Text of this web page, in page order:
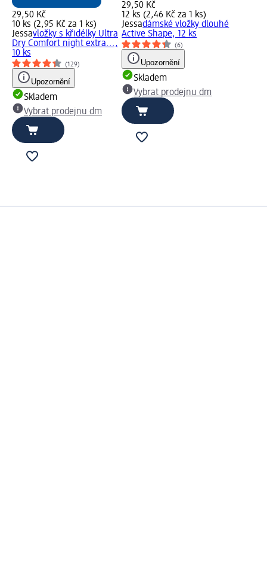
29,50 Kč
10 ks (2,95 Kč za 1 ks)
Jessavložky s křidélky Ultra
Dry Comfort night extra...,
10 ks
(129)
Upozornění
Skladem
Vybrat prodejnu dm
29,50 Kč
12 ks (2,46 Kč za 1 ks)
Jessadámské vložky dlouhé
Active Shape, 12 ks
(6)
Upozornění
Skladem
Vybrat prodejnu dm